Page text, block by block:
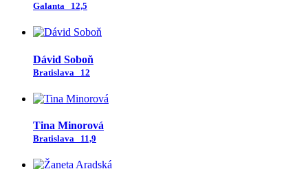
Galanta 12,5
Dávid Soboň
Bratislava 12
Tina Minorová
Bratislava 11,9